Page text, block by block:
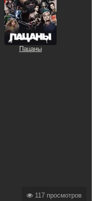
Пацаны
117 просмотров